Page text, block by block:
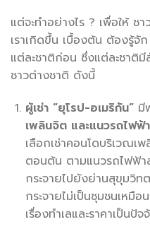
แต่จะทำอย่างไร ? เพื่อให้ ช
เราเกิดขึ้น เบื้องต้น ต้องรู้
แต่ละชาติก่อน ซึ่งแต่ละชาติ
ชาวต่างชาติ ดังนี้
ผู้เช่า “ยุโรป-อเมริกัน”มี
เพลินจิต และแนวรถไฟ
เลือกเช่าคอนโดบริเวณเ
ตอนต้น ตามแนวรถไฟฟ้า
กระจายไปยังย่านสุขุมวิ
กระจายไม่เป็นชุมชนเหมื
เรื่องทำเลและราคาเป็นปั